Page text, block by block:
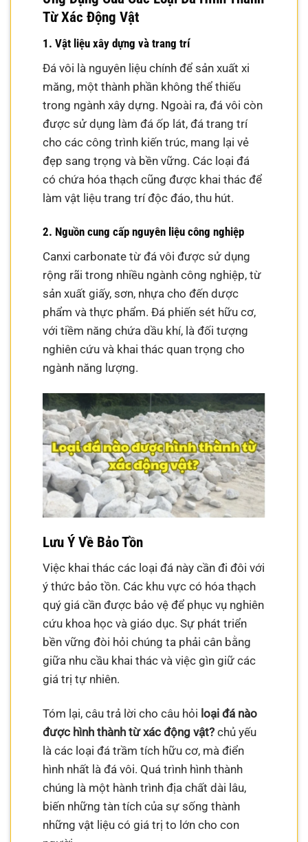
Từ Xác Động Vật
1. Vật liệu xây dựng và trang trí
Đá vôi là nguyên liệu chính để sản xuất xi
măng, một thành phần không thể thiếu
trong ngành xây dựng. Ngoài ra, đá vôi còn
được sử dụng làm đá ốp lát, đá trang trí
cho các công trình kiến trúc, mang lại vẻ
đẹp sang trọng và bền vững. Các loại đá
có chứa hóa thạch cũng được khai thác để
làm vật liệu trang trí độc đáo, thu hút.
2. Nguồn cung cấp nguyên liệu công nghiệp
Canxi carbonate từ đá vôi được sử dụng
rộng rãi trong nhiều ngành công nghiệp, từ
sản xuất giấy, sơn, nhựa cho đến dược
phẩm và thực phẩm. Đá phiến sét hữu cơ,
với tiềm năng chứa dầu khí, là đối tượng
nghiên cứu và khai thác quan trọng cho
ngành năng lượng.
Lưu Ý Về Bảo Tồn
Việc khai thác các loại đá này cần đi đôi với
ý thức bảo tồn. Các khu vực có hóa thạch
quý giá cần được bảo vệ để phục vụ nghiên
cứu khoa học và giáo dục. Sự phát triển
bền vững đòi hỏi chúng ta phải cân bằng
giữa nhu cầu khai thác và việc gìn giữ các
giá trị tự nhiên.
Tóm lại, câu trả lời cho câu hỏi loại đá nào
được hình thành từ xác động vật? chủ yếu
là các loại đá trầm tích hữu cơ, mà điển
hình nhất là đá vôi. Quá trình hình thành
chúng là một hành trình địa chất dài lâu,
biến những tàn tích của sự sống thành
những vật liệu có giá trị to lớn cho con